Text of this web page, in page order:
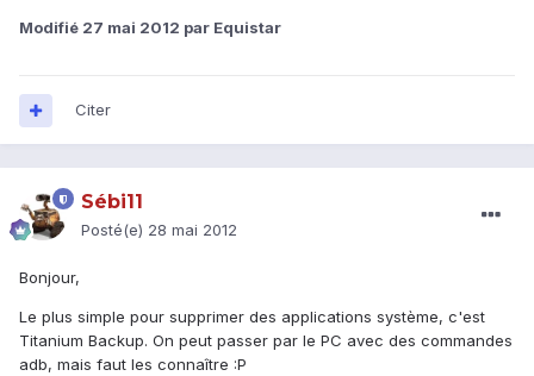
Modifié 27 mai 2012 par Equistar
Citer
Sébi11
Posté(e) 28 mai 2012
Bonjour,
Le plus simple pour supprimer des applications système, c'est
Titanium Backup. On peut passer par le PC avec des commandes
adb, mais faut les connaître :P